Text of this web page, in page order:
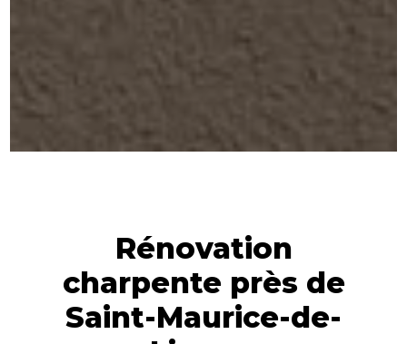
Rénovation
charpente près de
Saint-Maurice-de-